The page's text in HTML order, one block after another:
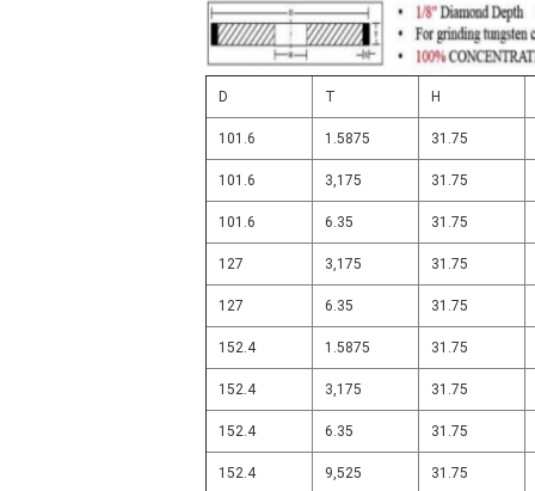
D T H
101.6 1.5875 31.75
101.6 3,175 31.75
101.6 6.35 31.75
127 3,175 31.75
127 6.35 31.75
152.4 1.5875 31.75
152.4 3,175 31.75
152.4 6.35 31.75
152.4 9,525 31.75